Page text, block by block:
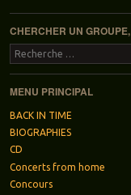
CHERCHER UN
Recherche
MENU PRINCIPAL
BACK IN TIME
BIOGRAPHIES
CD
Concerts from home
Concours